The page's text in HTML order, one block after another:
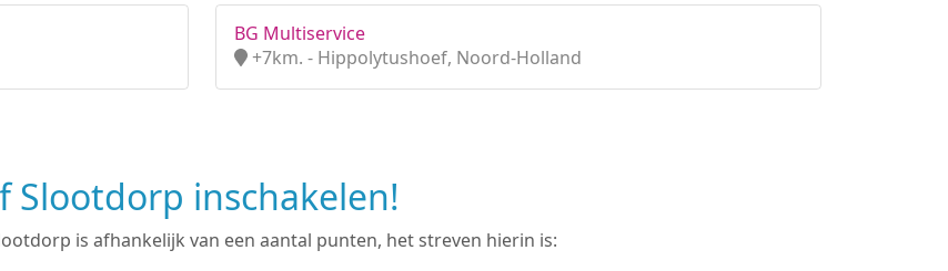
BG Multiservice
+7km. - Hippolytushoef, Noord-Holland
Slootdorp inschakelen!
is afhankelijk van een aantal punten, het streven hierin is: